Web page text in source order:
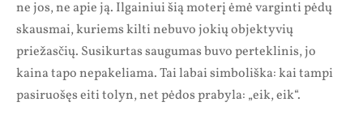
ne jos, ne apie ją. Ilgainiui šią moterį ėmė varginti pėdų
skausmai, kuriems kilti nebuvo jokių objektyvių
priežasčių. Susikurtas saugumas buvo perteklinis, jo
kaina tapo nepakeliama. Tai labai simboliška: kai tampi
pasiruošęs eiti tolyn, net pėdos prabyla: „eik, eik“.